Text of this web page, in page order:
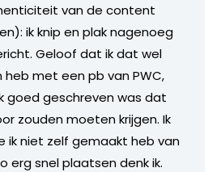
van de content
ik knip en plak nagenoeg
Geloof dat ik dat wel
met een pb van PWC,
goed geschreven was dat
zouden moeten krijgen. Ik
ik niet zelf gemaakt heb van
erg snel plaatsen denk ik.